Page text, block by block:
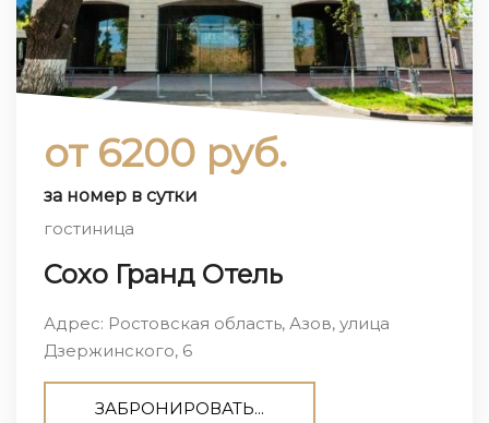
от 6200 руб.
за номер в сутки
гостиница
Сохо Гранд Отель
Адрес: Ростовская область, Азов, улица
Дзержинского, 6
ЗАБРОНИРОВАТЬ...